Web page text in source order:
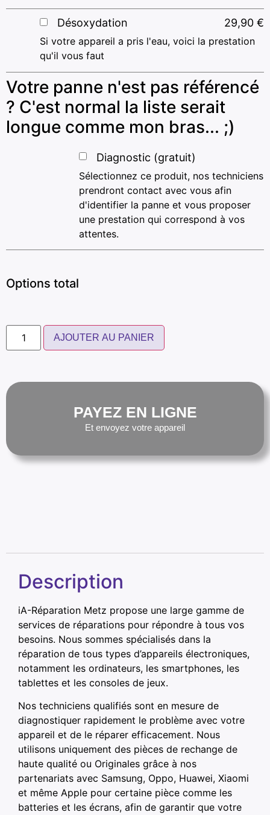
Désoxydation 29,90 €
Si votre appareil a pris l'eau, voici la prestation
qu'il vous faut
Votre panne n'est pas référencé
? C'est normal la liste serait
longue comme mon bras... ;)
Diagnostic (gratuit)
Sélectionnez ce produit, nos techniciens
prendront contact avec vous afin
d'identifier la panne et vous proposer
une prestation qui correspond à vos
attentes.
Options total
AJOUTER AU PANIER
PAYEZ EN LIGNE
Et envoyez votre appareil
Description
iA-Réparation Metz propose une large gamme de
services de réparations pour répondre à tous vos
besoins. Nous sommes spécialisés dans la
réparation de tous types d’appareils électroniques,
notamment les ordinateurs, les smartphones, les
tablettes et les consoles de jeux.
Nos techniciens qualifiés sont en mesure de
diagnostiquer rapidement le problème avec votre
appareil et de le réparer efficacement. Nous
utilisons uniquement des pièces de rechange de
haute qualité ou Originales grâce à nos
partenariats avec Samsung, Oppo, Huawei, Xiaomi
et même Apple pour certaine pièce comme les
batteries et les écrans, afin de garantir que votre